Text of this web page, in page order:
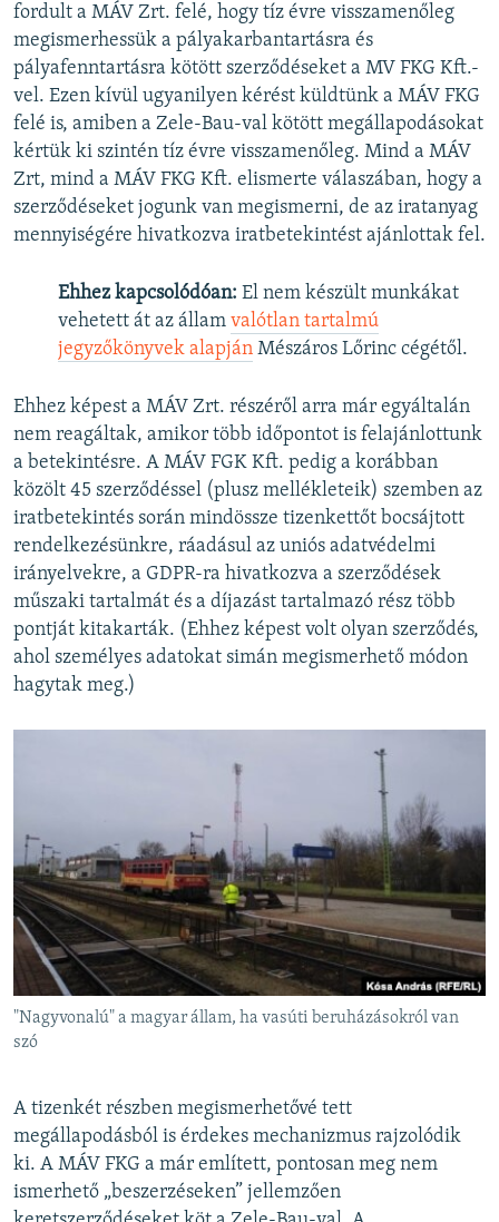
fordult a MÁV Zrt. felé, hogy tíz évre visszamenőleg
megismerhessük a pályakarbantartásra és
pályafenntartásra kötött szerződéseket a MV FKG Kft.-
vel. Ezen kívül ugyanilyen kérést küldtünk a MÁV FKG
felé is, amiben a Zele-Bau-val kötött megállapodásokat
kértük ki szintén tíz évre visszamenőleg. Mind a MÁV
Zrt, mind a MÁV FKG Kft. elismerte válaszában, hogy a
szerződéseket jogunk van megismerni, de az iratanyag
mennyiségére hivatkozva iratbetekintést ajánlottak fel.
Ehhez kapcsolódóan: El nem készült munkákat
vehetett át az állam valótlan tartalmú
jegyzőkönyvek alapján Mészáros Lőrinc cégétől.
Ehhez képest a MÁV Zrt. részéről arra már egyáltalán
nem reagáltak, amikor több időpontot is felajánlottunk
a betekintésre. A MÁV FGK Kft. pedig a korábban
közölt 45 szerződéssel (plusz mellékleteik) szemben az
iratbetekintés során mindössze tizenkettőt bocsájtott
rendelkezésünkre, ráadásul az uniós adatvédelmi
irányelvekre, a GDPR-ra hivatkozva a szerződések
műszaki tartalmát és a díjazást tartalmazó rész több
pontját kitakarták. (Ehhez képest volt olyan szerződés,
ahol személyes adatokat simán megismerhető módon
hagytak meg.)
"Nagyvonalú" a magyar állam, ha vasúti beruházásokról van
szó
A tizenkét részben megismerhetővé tett
megállapodásból is érdekes mechanizmus rajzolódik
ki. A MÁV FKG a már említett, pontosan meg nem
ismerhető „beszerzéseken” jellemzően